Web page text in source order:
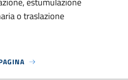
o traslazione